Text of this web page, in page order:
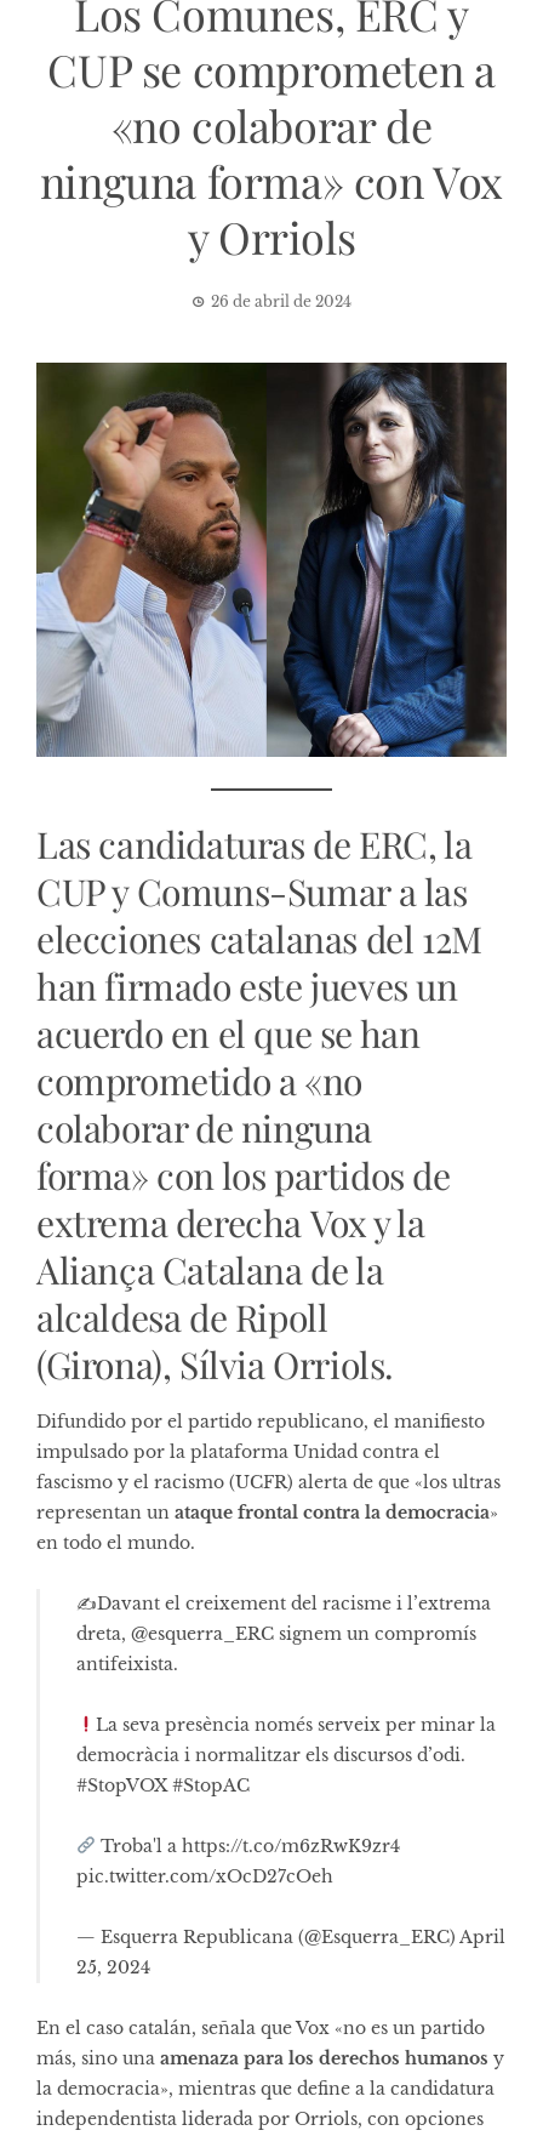
Los Comunes, ERC y
CUP se comprometen a
«no colaborar de
ninguna forma» con Vox
y Orriols
26 de abril de 2024
Las candidaturas de ERC, la
CUP y Comuns-Sumar a las
elecciones catalanas del 12M
han firmado este jueves un
acuerdo en el que se han
comprometido a «no
colaborar de ninguna
forma» con los partidos de
extrema derecha Vox y la
Aliança Catalana de la
alcaldesa de Ripoll
(Girona), Sílvia Orriols.
Difundido por el partido republicano, el manifiesto
impulsado por la plataforma Unidad contra el
fascismo y el racismo (UCFR) alerta de que «los ultras
representan un ataque frontal contra la democracia»
en todo el mundo.
✍️Davant el creixement del racisme i l’extrema
dreta, @esquerra_ERC signem un compromís
antifeixista.
La seva presència només serveix per minar la
democràcia i normalitzar els discursos d’odi.
#StopVOX #StopAC
Troba'l a https://t.co/m6zRwK9zr4
pic.twitter.com/xOcD27cOeh
— Esquerra Republicana (@Esquerra_ERC) April
25, 2024
En el caso catalán, señala que Vox «no es un partido
más, sino una amenaza para los derechos humanos y
la democracia», mientras que define a la candidatura
independentista liderada por Orriols, con opciones